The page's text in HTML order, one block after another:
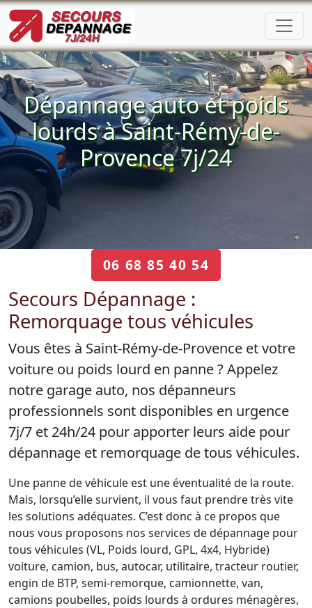
Dépannage auto et poids
lourds à Saint-Rémy-de-
Provence 7j/24
06 68 85 40 54
Secours Dépannage :
Remorquage tous véhicules
Vous êtes à Saint-Rémy-de-Provence et votre
voiture ou poids lourd en panne ? Appelez
notre garage auto, nos dépanneurs
professionnels sont disponibles en urgence
7j/7 et 24h/24 pour apporter leurs aide pour
dépannage et remorquage de tous véhicules.
Une panne de véhicule est une éventualité de la route.
Mais, lorsqu’elle survient, il vous faut prendre très vite
les solutions adéquates. C’est donc à ce propos que
nous vous proposons nos services de dépannage pour
tous véhicules (VL, Poids lourd, GPL, 4x4, Hybride)
voiture, camion, bus, autocar, utilitaire, tracteur routier,
engin de BTP, semi-remorque, camionnette, van,
camions poubelles, poids lourds à ordures ménagères,